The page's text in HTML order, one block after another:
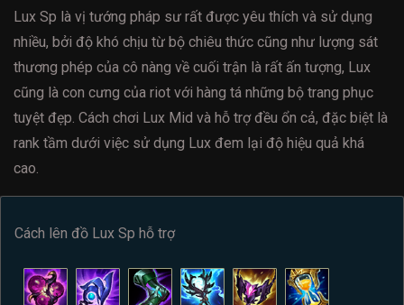
Lux Sp là vị tướng pháp sư rất được yêu thích và sử dụng
nhiều, bởi độ khó chịu từ bộ chiêu thức cũng như lượng sát
thương phép của cô nàng về cuối trận là rất ấn tượng, Lux
cũng là con cưng của riot với hàng tá những bộ trang phục
tuyệt đẹp. Cách chơi Lux Mid và hỗ trợ đều ổn cả, đặc biệt là
rank tầm dưới việc sử dụng Lux đem lại độ hiệu quả khá
cao.
Cách lên đồ Lux Sp hỗ trợ